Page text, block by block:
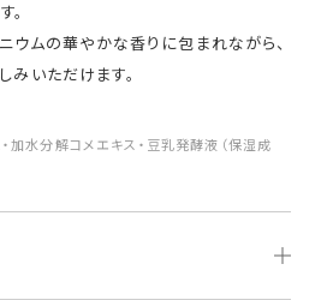
。
ウムの華やかな香りに包まれながら、
みいただけます。
加水分解コメエキス・豆乳発酵液（保湿成